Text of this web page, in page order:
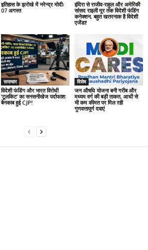
इतिहास के झरोखे में नरेन्द्र मोदीः
07 अगस्त
इंदिरा से राजीव-राहुल और अमेरिकी
सांसद राइली मूर तक विदेशी फंडिंग
कनेक्शन, बहुत खतरनाक है विदेशी
एजेंडा!
समाचार
विदेशी फंडिंग और भारत विरोधी
‘टूलकिट’ का सनसनीखेज पर्दाफाश:
बेनकाब हुई CJP!
विशेष
जन औषधि योजना बनी गरीब और
मध्यम वर्ग की बड़ी ताकत, आधी से
भी कम कीमत पर मिल रही
गुणवत्तापूर्ण दवाएं